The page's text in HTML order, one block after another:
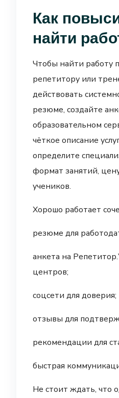
Как
найти
Чтобы найти работу
репетитору или
действовать
резюме, создайте
образовательном
чёткое описание
определите
формат занятий,
учеников.
Хорошо работает
резюме для
анкета на
центров;
соцсети для доверия;
отзывы для
рекомендации для
быстрая
Не стоит ждать, что